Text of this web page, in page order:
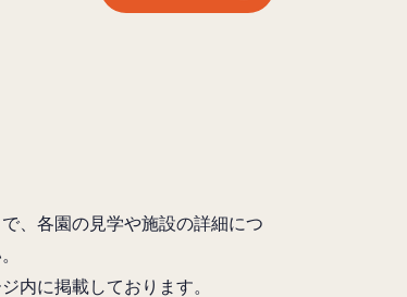
、各園の見学や施設の詳細につ
内に掲載しております。